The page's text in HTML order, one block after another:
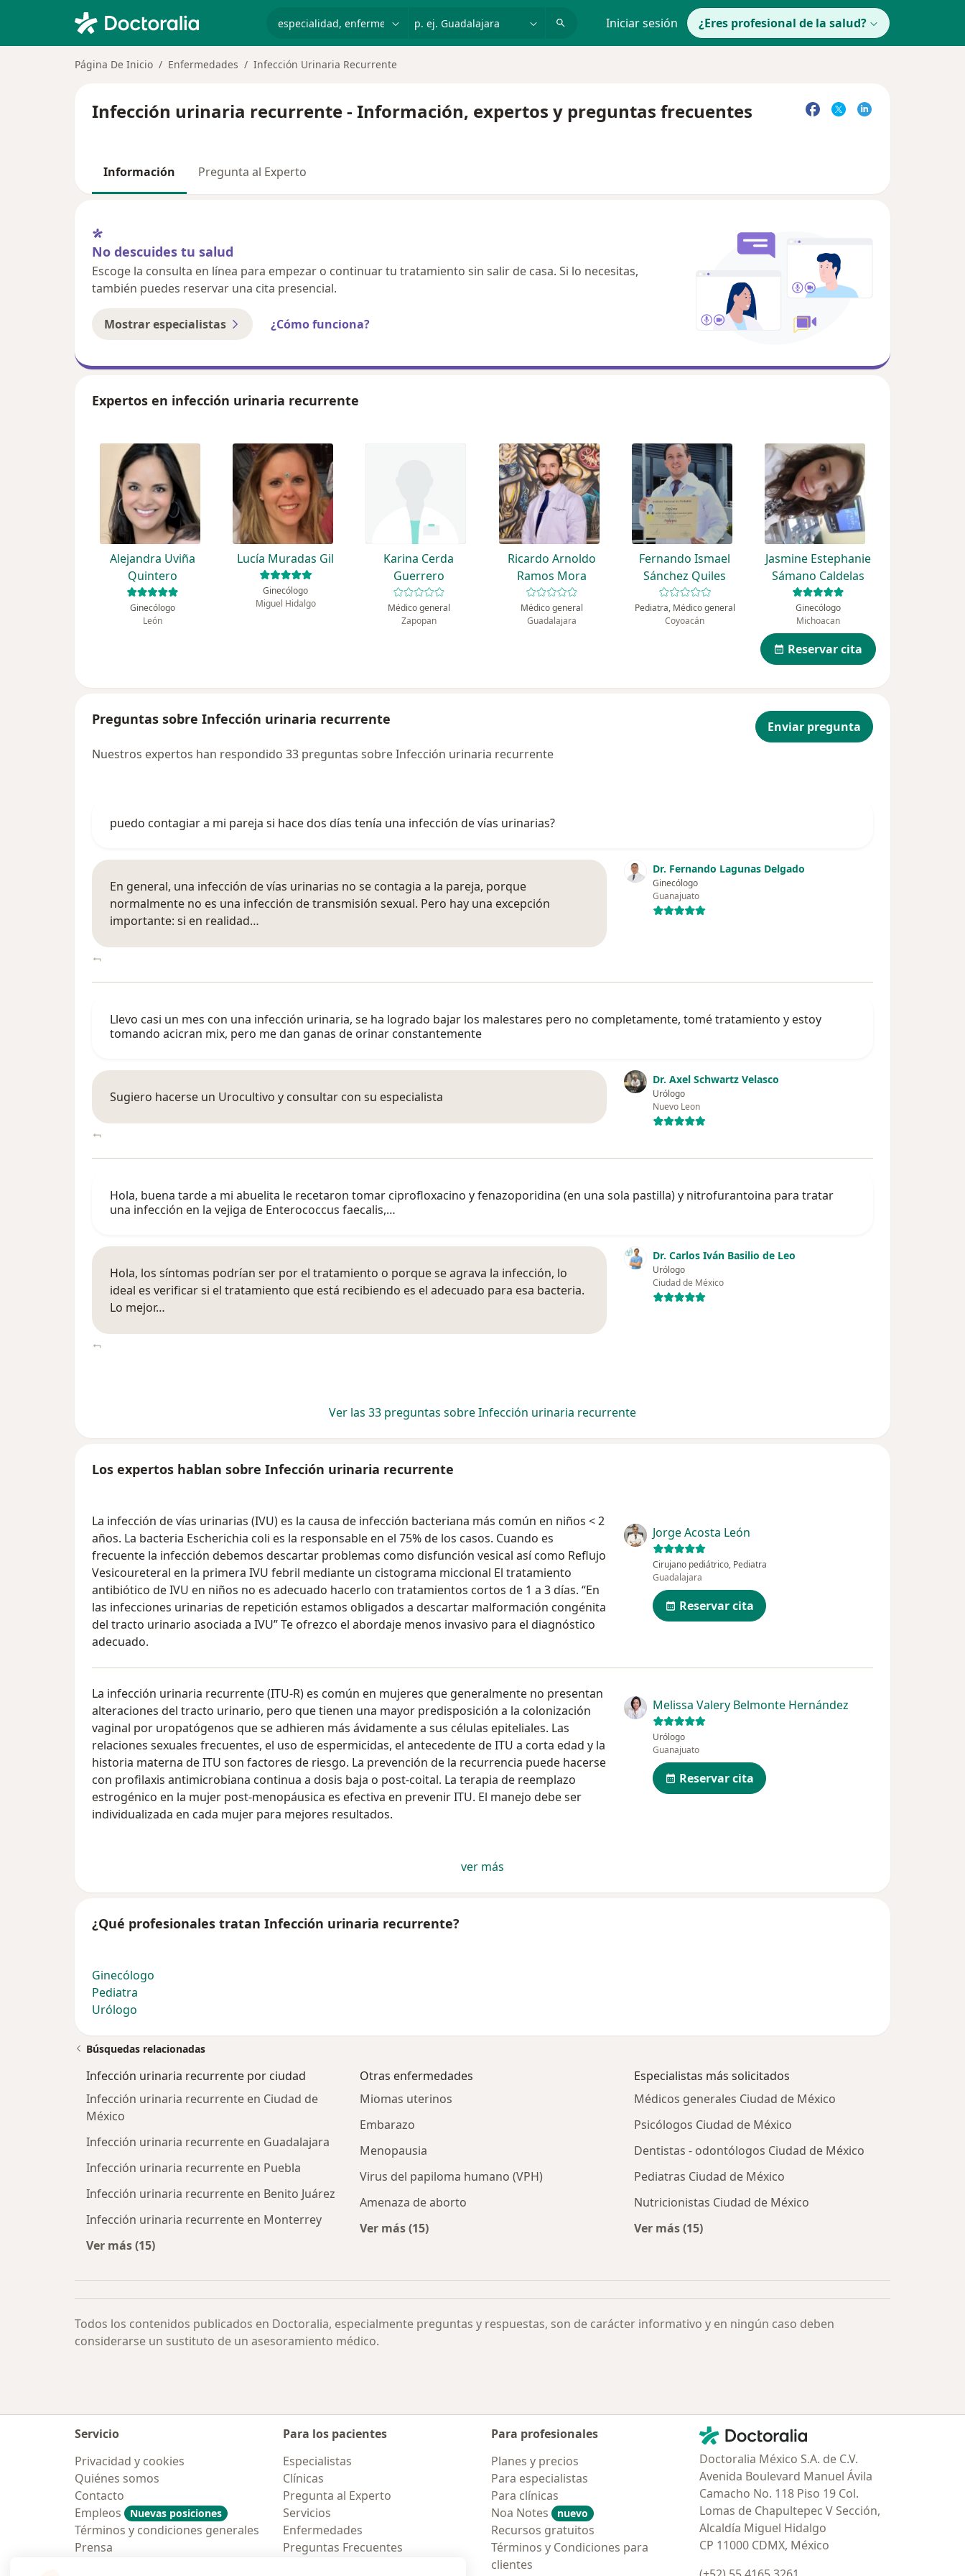
Iniciar sesión ¿Eres profesional de la salud?
Página De Inicio Enfermedades Infección Urinaria Recurrente
Infección urinaria recurrente - Información, expertos y preguntas frecuentes
Información Pregunta al Experto
No descuides tu salud
Escoge la consulta en línea para empezar o continuar tu tratamiento sin salir de casa. Si lo necesitas,
también puedes reservar una cita presencial.
Mostrar especialistas ¿Cómo funciona?
Expertos en infección urinaria recurrente
Alejandra Uviña
Quintero
Ginecólogo
León
Lucía Muradas Gil
Ginecólogo
Miguel Hidalgo
Karina Cerda
Guerrero
Médico general
Zapopan
Ricardo Arnoldo
Ramos Mora
Médico general
Guadalajara
Fernando Ismael
Sánchez Quiles
Pediatra, Médico general
Coyoacán
Jasmine Estephanie
Sámano Caldelas
Ginecólogo
Michoacan
Reservar cita
Preguntas sobre Infección urinaria recurrente
Enviar pregunta
Nuestros expertos han respondido 33 preguntas sobre Infección urinaria recurrente
puedo contagiar a mi pareja si hace dos días tenía una infección de vías urinarias?
Dr. Fernando Lagunas Delgado
Ginecólogo
Guanajuato
En general, una infección de vías urinarias no se contagia a la pareja, porque
normalmente no es una infección de transmisión sexual. Pero hay una excepción
importante: si en realidad…
Llevo casi un mes con una infección urinaria, se ha logrado bajar los malestares pero no completamente, tomé tratamiento y estoy
tomando acicran mix, pero me dan ganas de orinar constantemente
Dr. Axel Schwartz Velasco
Urólogo
Nuevo Leon
Sugiero hacerse un Urocultivo y consultar con su especialista
Hola, buena tarde a mi abuelita le recetaron tomar ciprofloxacino y fenazoporidina (en una sola pastilla) y nitrofurantoina para tratar
una infección en la vejiga de Enterococcus faecalis,…
Dr. Carlos Iván Basilio de Leo
Urólogo
Ciudad de México
Hola, los síntomas podrían ser por el tratamiento o porque se agrava la infección, lo
ideal es verificar si el tratamiento que está recibiendo es el adecuado para esa bacteria.
Lo mejor…
Ver las 33 preguntas sobre Infección urinaria recurrente
Los expertos hablan sobre Infección urinaria recurrente
La infección de vías urinarias (IVU) es la causa de infección bacteriana más común en niños < 2
años. La bacteria Escherichia coli es la responsable en el 75% de los casos. Cuando es
frecuente la infección debemos descartar problemas como disfunción vesical así como Reflujo
Vesicoureteral en la primera IVU febril mediante un cistograma miccional El tratamiento
antibiótico de IVU en niños no es adecuado hacerlo con tratamientos cortos de 1 a 3 días. “En
las infecciones urinarias de repetición estamos obligados a descartar malformación congénita
del tracto urinario asociada a IVU” Te ofrezco el abordaje menos invasivo para el diagnóstico
adecuado.
Jorge Acosta León
Cirujano pediátrico, Pediatra
Guadalajara
Reservar cita
La infección urinaria recurrente (ITU-R) es común en mujeres que generalmente no presentan
alteraciones del tracto urinario, pero que tienen una mayor predisposición a la colonización
vaginal por uropatógenos que se adhieren más ávidamente a sus células epiteliales. Las
relaciones sexuales frecuentes, el uso de espermicidas, el antecedente de ITU a corta edad y la
historia materna de ITU son factores de riesgo. La prevención de la recurrencia puede hacerse
con profilaxis antimicrobiana continua a dosis baja o post-coital. La terapia de reemplazo
estrogénico en la mujer post-menopáusica es efectiva en prevenir ITU. El manejo debe ser
individualizada en cada mujer para mejores resultados.
Melissa Valery Belmonte Hernández
Urólogo
Guanajuato
Reservar cita
ver más
¿Qué profesionales tratan Infección urinaria recurrente?
Ginecólogo
Pediatra
Urólogo
Búsquedas relacionadas
Infección urinaria recurrente por ciudad
Infección urinaria recurrente en Ciudad de
México
Infección urinaria recurrente en Guadalajara
Infección urinaria recurrente en Puebla
Infección urinaria recurrente en Benito Juárez
Infección urinaria recurrente en Monterrey
Ver más (15)
Otras enfermedades
Miomas uterinos
Embarazo
Menopausia
Virus del papiloma humano (VPH)
Amenaza de aborto
Ver más (15)
Especialistas más solicitados
Médicos generales Ciudad de México
Psicólogos Ciudad de México
Dentistas - odontólogos Ciudad de México
Pediatras Ciudad de México
Nutricionistas Ciudad de México
Ver más (15)
Todos los contenidos publicados en Doctoralia, especialmente preguntas y respuestas, son de carácter informativo y en ningún caso deben
considerarse un sustituto de un asesoramiento médico.
Servicio
Privacidad y cookies
Quiénes somos
Contacto
Empleos
Nuevas posiciones
Términos y condiciones generales
Prensa
Para los pacientes
Especialistas
Clínicas
Pregunta al Experto
Servicios
Enfermedades
Preguntas Frecuentes
Para profesionales
Planes y precios
Para especialistas
Para clínicas
Noa Notes
nuevo
Recursos gratuitos
Términos y Condiciones para
clientes
Contacto
Doctoralia - Página de inicio
Doctoralia México S.A. de C.V.
Avenida Boulevard Manuel Ávila
Camacho No. 118 Piso 19 Col.
Lomas de Chapultepec V Sección,
Alcaldía Miguel Hidalgo
CP 11000 CDMX, México